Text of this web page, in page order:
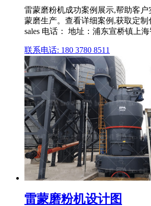
雷蒙磨粉机成功案例展示,帮助客
蒙磨生产。查看详细案例,获取定制
sales 电话： 地址：浦东宣桥镇上
联系电话: 180 3780 8511
雷蒙磨粉机设计图